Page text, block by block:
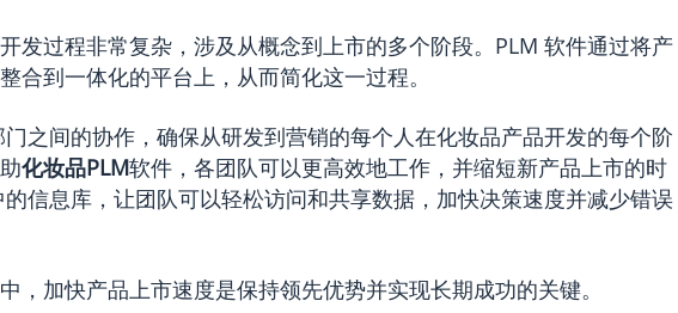
发过程非常复杂，涉及从概念到上市的多个阶段。PLM 软件通过将产
合到一体化的平台上，从而简化这一过程。
之间的协作，确保从研发到营销的每个人在化妆品产品开发的每个阶
化妆品PLM软件，各团队可以更高效地工作，并缩短新产品上市的时
信息库，让团队可以轻松访问和共享数据，加快决策速度并减少错误
，加快产品上市速度是保持领先优势并实现长期成功的关键。